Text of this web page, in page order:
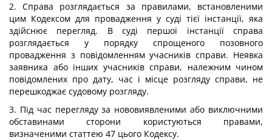
2. Справа розглядається за правилами, встановленими
цим Кодексом для провадження у суді тієї інстанції, яка
здійснює перегляд. В суді першої інстанції справа
розглядається у порядку спрощеного позовного
провадження з повідомленням учасників справи. Неявка
заявника або інших учасників справи, належним чином
повідомлених про дату, час і місце розгляду справи, не
перешкоджає судовому розгляду.
3. Під час перегляду за нововиявленими або виключними
обставинами сторони користуються правами,
визначеними статтею 47 цього Кодексу.